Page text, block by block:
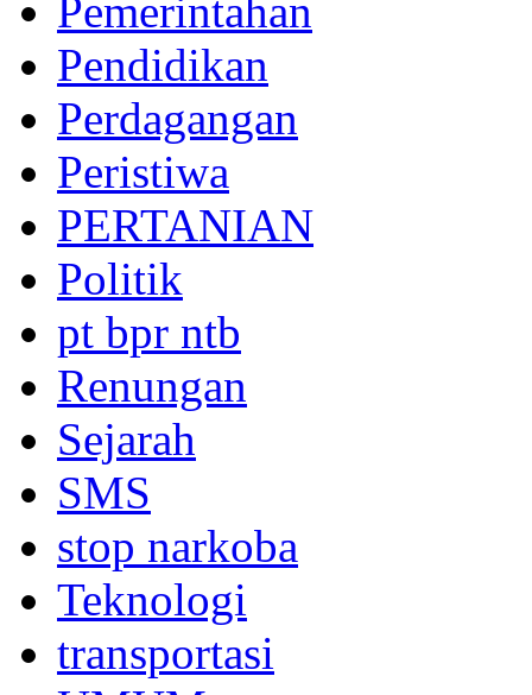
Pemerintahan
Pendidikan
Perdagangan
Peristiwa
PERTANIAN
Politik
pt bpr ntb
Renungan
Sejarah
SMS
stop narkoba
Teknologi
transportasi